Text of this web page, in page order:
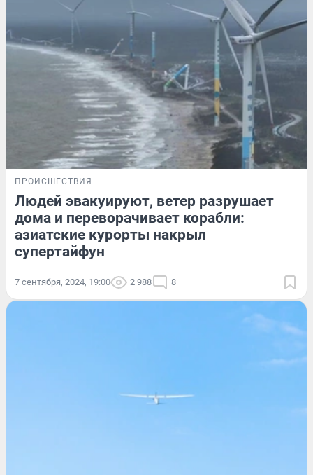
ПРОИСШЕСТВИЯ
Людей эвакуируют, ветер разрушает
дома и переворачивает корабли:
азиатские курорты накрыл
супертайфун
7 сентября, 2024, 19:00 2 988 8